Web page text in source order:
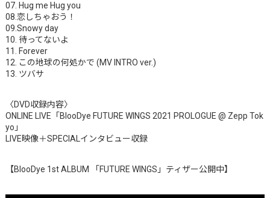
07. Hug me Hug you
08.恋しちゃおう！
09.Snowy day
10. 待ってないよ
11. Forever
12. この地球の何処かで (MV INTRO ver.)
13. ツバサ
〈DVD収録内容〉
ONLINE LIVE「BlooDye FUTURE WINGS 2021 PROLOGUE @ Zepp Tok
yo」
LIVE映像＋SPECIALインタビュー収録
【BlooDye 1st ALBUM 「FUTURE WINGS」ティザー公開中】